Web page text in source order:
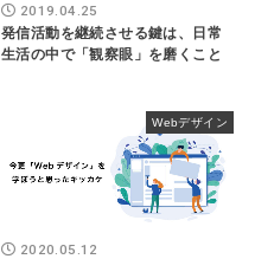
2019.04.25
発信活動を継続させる鍵は、日常
生活の中で「観察眼」を磨くこと
Webデザイン
2020.05.12